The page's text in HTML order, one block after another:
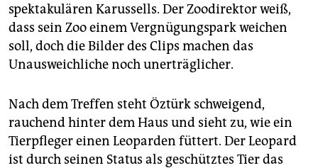
genossenschaft
epaper login
spektakulären Karussells. Der Zoodirektor weiß,
dass sein Zoo einem Vergnügungspark weichen
soll, doch die Bilder des Clips machen das
Unausweichliche noch unerträglicher.
Nach dem Treffen steht Öztürk schweigend,
rauchend hinter dem Haus und sieht zu, wie ein
Tierpfleger einen Leoparden füttert. Der Leopard
ist durch seinen Status als geschütztes Tier das